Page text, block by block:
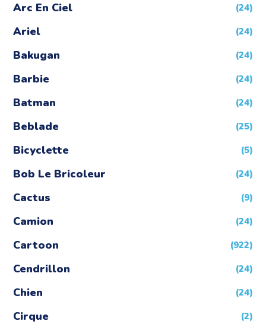
Arc En Ciel (24)
Ariel (24)
Bakugan (24)
Barbie (24)
Batman (24)
Beblade (25)
Bicyclette (5)
Bob Le Bricoleur (24)
Cactus (9)
Camion (24)
Cartoon (922)
Cendrillon (24)
Chien (24)
Cirque (2)